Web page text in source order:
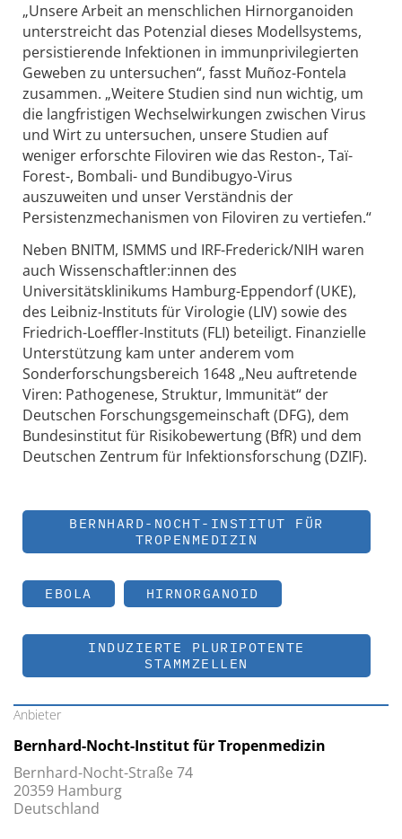
„Unsere Arbeit an menschlichen Hirnorganoiden
unterstreicht das Potenzial dieses Modellsystems,
persistierende Infektionen in immunprivilegierten
Geweben zu untersuchen“, fasst Muñoz-Fontela
zusammen. „Weitere Studien sind nun wichtig, um
die langfristigen Wechselwirkungen zwischen Virus
und Wirt zu untersuchen, unsere Studien auf
weniger erforschte Filoviren wie das Reston-, Taï-
Forest-, Bombali- und Bundibugyo-Virus
auszuweiten und unser Verständnis der
Persistenzmechanismen von Filoviren zu vertiefen.“
Neben BNITM, ISMMS und IRF-Frederick/NIH waren
auch Wissenschaftler:innen des
Universitätsklinikums Hamburg-Eppendorf (UKE),
des Leibniz-Instituts für Virologie (LIV) sowie des
Friedrich-Loeffler-Instituts (FLI) beteiligt. Finanzielle
Unterstützung kam unter anderem vom
Sonderforschungsbereich 1648 „Neu auftretende
Viren: Pathogenese, Struktur, Immunität“ der
Deutschen Forschungsgemeinschaft (DFG), dem
Bundesinstitut für Risikobewertung (BfR) und dem
Deutschen Zentrum für Infektionsforschung (DZIF).
BERNHARD-NOCHT-INSTITUT FÜR
TROPENMEDIZIN
EBOLA HIRNORGANOID
INDUZIERTE PLURIPOTENTE
STAMMZELLEN
Anbieter
Bernhard-Nocht-Institut für Tropenmedizin
Bernhard-Nocht-Straße 74
20359 Hamburg
Deutschland